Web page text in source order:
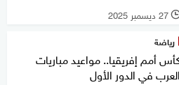
27 ديسمبر 2025
رياضة
أمم إفريقيا.. مواعيد مباريات
العرب في الدور الأول